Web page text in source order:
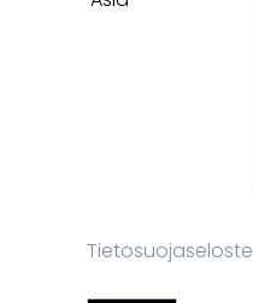
Tietosuojaseloste